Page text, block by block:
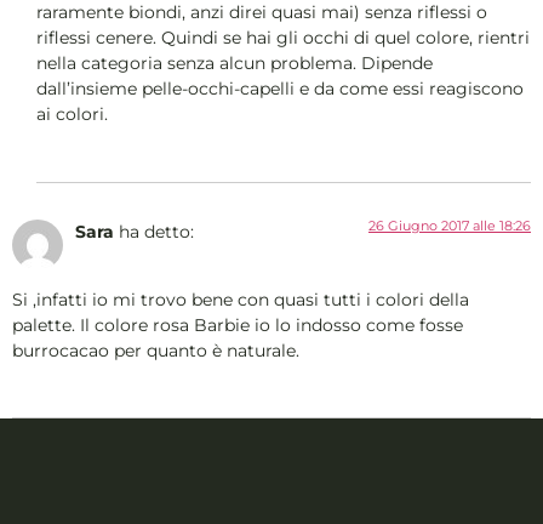
raramente biondi, anzi direi quasi mai) senza riflessi o
riflessi cenere. Quindi se hai gli occhi di quel colore, rientri
nella categoria senza alcun problema. Dipende
dall’insieme pelle-occhi-capelli e da come essi reagiscono
ai colori.
Sara ha detto: 26 Giugno 2017 alle 18:26
Si ,infatti io mi trovo bene con quasi tutti i colori della
palette. Il colore rosa Barbie io lo indosso come fosse
burrocacao per quanto è naturale.